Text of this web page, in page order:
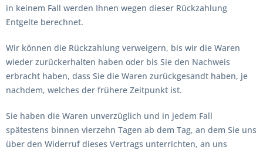
in keinem Fall werden Ihnen wegen dieser Rückzahlung
Entgelte berechnet.
Wir können die Rückzahlung verweigern, bis wir die Waren
wieder zurückerhalten haben oder bis Sie den Nachweis
erbracht haben, dass Sie die Waren zurückgesandt haben, je
nachdem, welches der frühere Zeitpunkt ist.
Sie haben die Waren unverzüglich und in jedem Fall
spätestens binnen vierzehn Tagen ab dem Tag, an dem Sie uns
über den Widerruf dieses Vertrags unterrichten, an uns